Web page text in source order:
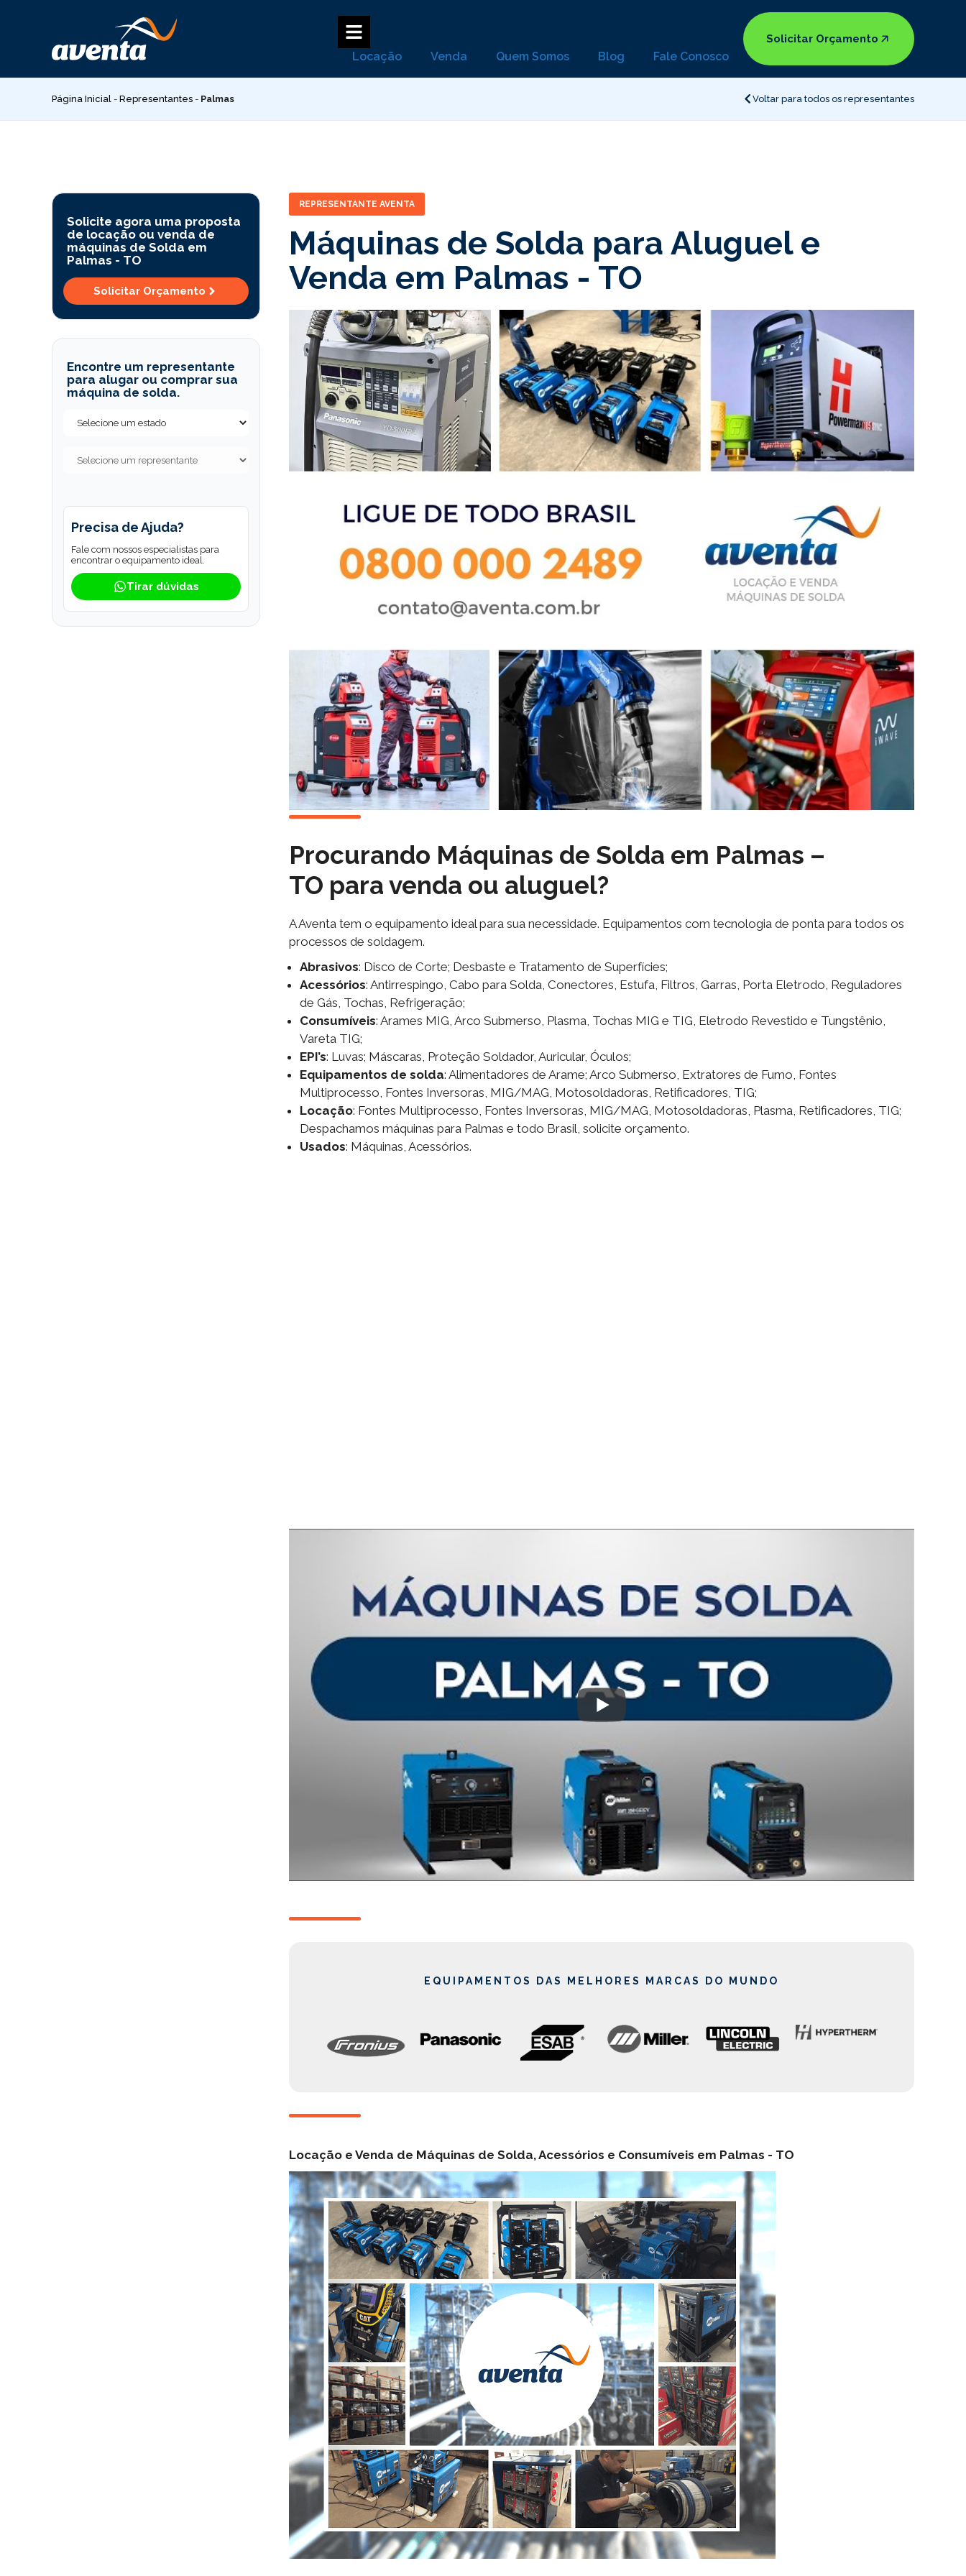
conteúdo
Locação Venda Quem Somos Blog Fale Conosco
Solicitar Orçamento
Página Inicial - Representantes - Palmas Voltar para todos os representantes
Solicite agora uma proposta
de locação ou venda de
máquinas de Solda em
Palmas - TO
Solicitar Orçamento
Encontre um representante
para alugar ou comprar sua
máquina de solda.
Precisa de Ajuda?
Fale com nossos especialistas para
encontrar o equipamento ideal.
Tirar dúvidas
REPRESENTANTE AVENTA
Máquinas de Solda para Aluguel e
Venda em Palmas - TO
Procurando Máquinas de Solda em Palmas –
TO para venda ou aluguel?
A Aventa tem o equipamento ideal para sua necessidade. Equipamentos com tecnologia de ponta para todos os
processos de soldagem.
Abrasivos: Disco de Corte; Desbaste e Tratamento de Superfícies;
Acessórios: Antirrespingo, Cabo para Solda, Conectores, Estufa, Filtros, Garras, Porta Eletrodo, Reguladores
de Gás, Tochas, Refrigeração;
Consumíveis: Arames MIG, Arco Submerso, Plasma, Tochas MIG e TIG, Eletrodo Revestido e Tungstênio,
Vareta TIG;
EPI’s: Luvas; Máscaras, Proteção Soldador, Auricular, Óculos;
Equipamentos de solda: Alimentadores de Arame; Arco Submerso, Extratores de Fumo, Fontes
Multiprocesso, Fontes Inversoras, MIG/MAG, Motosoldadoras, Retificadores, TIG;
Locação: Fontes Multiprocesso, Fontes Inversoras, MIG/MAG, Motosoldadoras, Plasma, Retificadores, TIG;
Despachamos máquinas para Palmas e todo Brasil, solicite orçamento.
Usados: Máquinas, Acessórios.
EQUIPAMENTOS DAS MELHORES MARCAS DO MUNDO
Locação e Venda de Máquinas de Solda, Acessórios e Consumíveis em Palmas - TO